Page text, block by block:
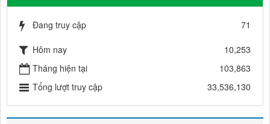
Đang truy cập 71
Hôm nay
10,253
Tháng hiện tại
103,863
Tổng lượt truy cập
33,536,130